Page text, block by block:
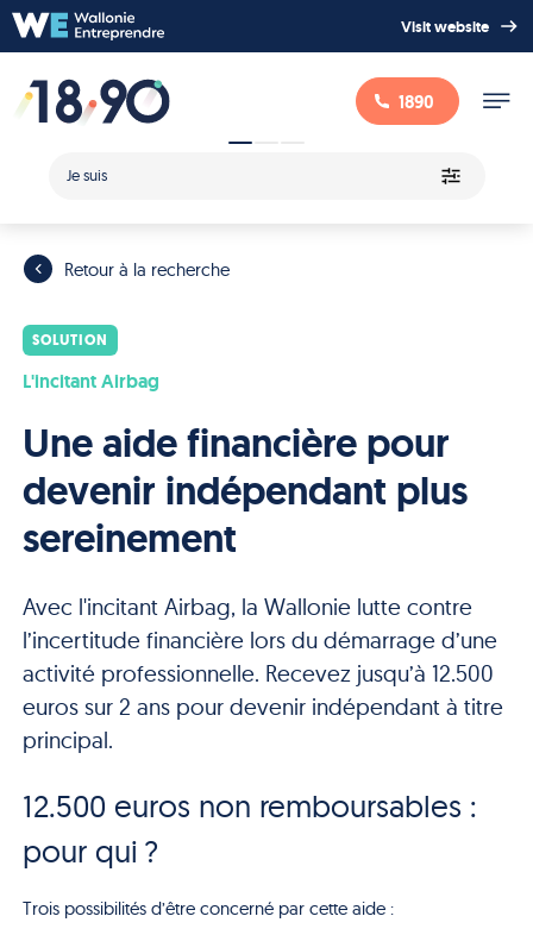
Visit website
1890
Je suis
Retour à la recherche
SOLUTION
L'incitant Airbag
Une aide financière pour
devenir indépendant plus
sereinement
Avec l'incitant Airbag, la Wallonie lutte contre
l’incertitude financière lors du démarrage d’une
activité professionnelle. Recevez jusqu’à 12.500
euros sur 2 ans pour devenir indépendant à titre
principal.
12.500 euros non remboursables :
pour qui ?
Trois possibilités d’être concerné par cette aide :